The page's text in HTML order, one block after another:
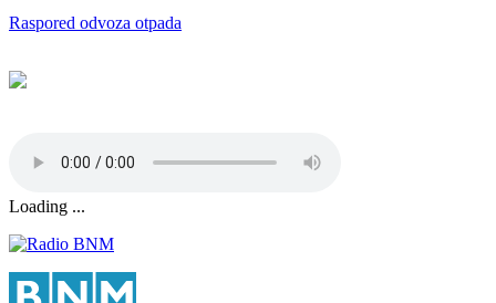
Raspored odvoza otpada
Loading ...